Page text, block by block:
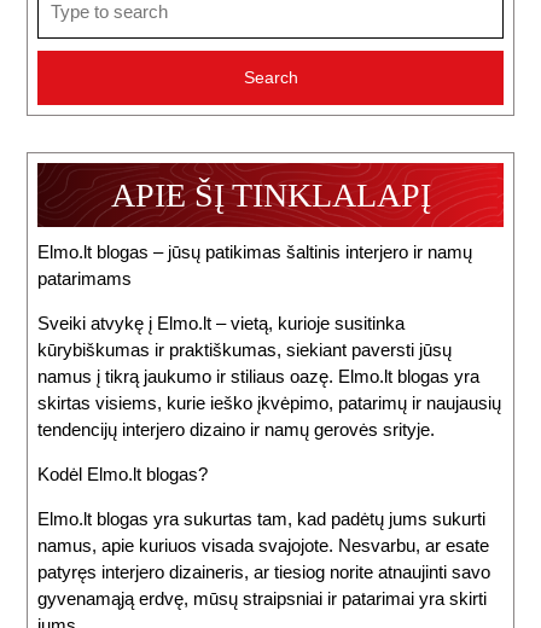
for:
APIE ŠĮ TINKLALAPĮ
Elmo.lt blogas – jūsų patikimas šaltinis interjero ir namų
patarimams
Sveiki atvykę į Elmo.lt – vietą, kurioje susitinka
kūrybiškumas ir praktiškumas, siekiant paversti jūsų
namus į tikrą jaukumo ir stiliaus oazę. Elmo.lt blogas yra
skirtas visiems, kurie ieško įkvėpimo, patarimų ir naujausių
tendencijų interjero dizaino ir namų gerovės srityje.
Kodėl Elmo.lt blogas?
Elmo.lt blogas yra sukurtas tam, kad padėtų jums sukurti
namus, apie kuriuos visada svajojote. Nesvarbu, ar esate
patyręs interjero dizaineris, ar tiesiog norite atnaujinti savo
gyvenamąją erdvę, mūsų straipsniai ir patarimai yra skirti